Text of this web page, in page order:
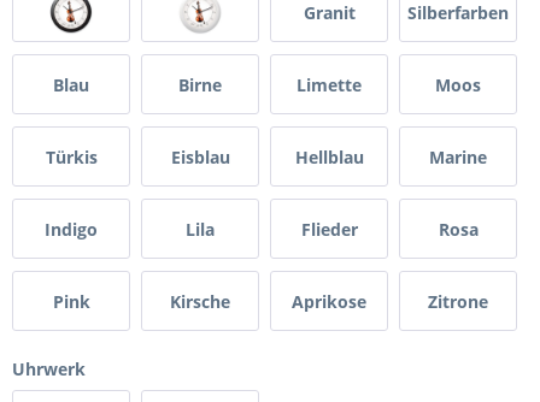
Granit Silberfarben
Blau Birne Limette Moos
Türkis Eisblau Hellblau Marine
Indigo Lila Flieder Rosa
Pink Kirsche Aprikose Zitrone
Uhrwerk